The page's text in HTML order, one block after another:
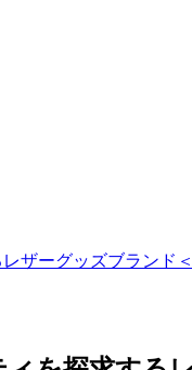
ザーグッズブランド